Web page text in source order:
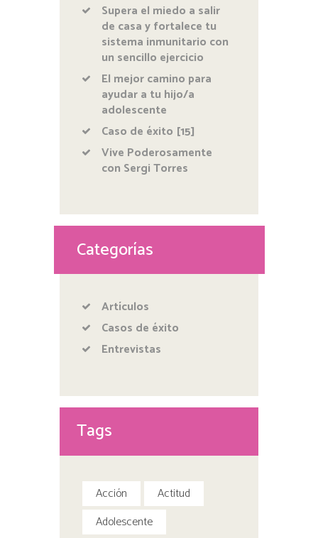
Supera el miedo a salir
de casa y fortalece tu
sistema inmunitario con
un sencillo ejercicio
El mejor camino para
ayudar a tu hijo/a
adolescente
Caso de éxito [15]
Vive Poderosamente
con Sergi Torres
Categorías
Artículos
Casos de éxito
Entrevistas
Tags
Acción
Actitud
Adolescente